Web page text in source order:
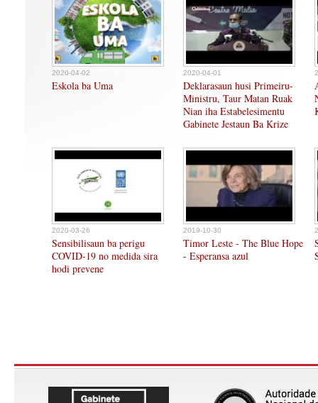
2020-04-02
Eskola ba Uma
2020-04-01
Deklarasaun husi Primeiru-
Ministru, Taur Matan Ruak
Nian iha Estabelesimentu
Gabinete Jestaun Ba Krize
2020-03-26
Sensibilisaun ba perigu
COVID-19 no medida sira
hodi prevene
2019-10-30
Timor Leste - The Blue Hope
- Esperansa azul